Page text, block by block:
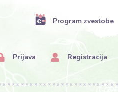
Program zvestobe
Prijava Registracija